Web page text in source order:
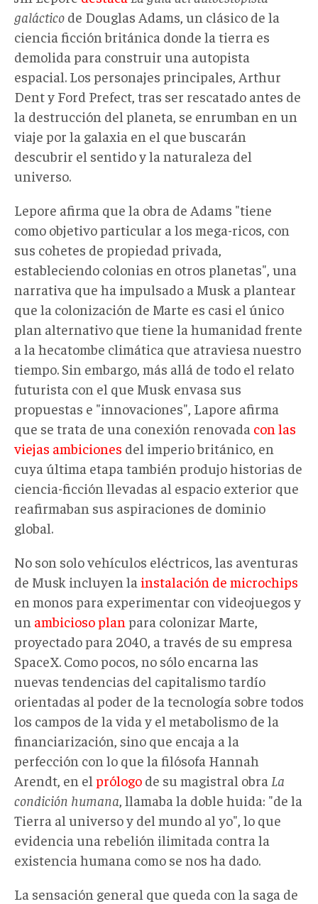
galáctico de Douglas Adams, un clásico de la
ciencia ficción británica donde la tierra es
demolida para construir una autopista
espacial. Los personajes principales, Arthur
Dent y Ford Prefect, tras ser rescatado antes de
la destrucción del planeta, se enrumban en un
viaje por la galaxia en el que buscarán
descubrir el sentido y la naturaleza del
universo.
Lepore afirma que la obra de Adams "tiene
como objetivo particular a los mega-ricos, con
sus cohetes de propiedad privada,
estableciendo colonias en otros planetas", una
narrativa que ha impulsado a Musk a plantear
que la colonización de Marte es casi el único
plan alternativo que tiene la humanidad frente
a la hecatombe climática que atraviesa nuestro
tiempo. Sin embargo, más allá de todo el relato
futurista con el que Musk envasa sus
propuestas e "innovaciones", Lapore afirma
que se trata de una conexión renovada con las
viejas ambiciones del imperio británico, en
cuya última etapa también produjo historias de
ciencia-ficción llevadas al espacio exterior que
reafirmaban sus aspiraciones de dominio
global.
No son solo vehículos eléctricos, las aventuras
de Musk incluyen la instalación de microchips
en monos para experimentar con videojuegos y
un ambicioso plan para colonizar Marte,
proyectado para 2040, a través de su empresa
SpaceX. Como pocos, no sólo encarna las
nuevas tendencias del capitalismo tardío
orientadas al poder de la tecnología sobre todos
los campos de la vida y el metabolismo de la
financiarización, sino que encaja a la
perfección con lo que la filósofa Hannah
Arendt, en el prólogo de su magistral obra La
condición humana, llamaba la doble huida: "de la
Tierra al universo y del mundo al yo", lo que
evidencia una rebelión ilimitada contra la
existencia humana como se nos ha dado.
La sensación general que queda con la saga de